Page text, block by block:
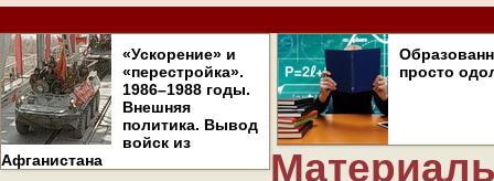
«Ускорение» и
«перестройка».
1986–1988 годы.
Внешняя
политика. Вывод
войск из
Афганистана
просто